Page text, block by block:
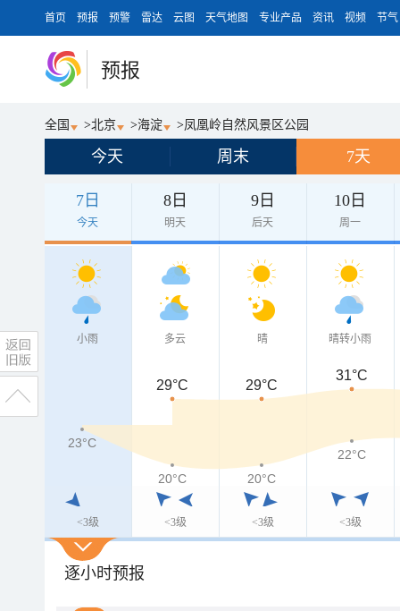
首页 预报 预警 雷达 云图 天气地图 专业产品 资讯 视频 节气
预报
全国 >北京 >海淀 >凤凰岭自然风景区公园
今天 周末 7天
7日
今天
8日
明天
9日
后天
10日
周一
小雨
<3级
多云
<3级
晴
<3级
晴转小雨
<3级
29°C 29°C
31°C
23°C
20°C 20°C
22°C
逐小时预报